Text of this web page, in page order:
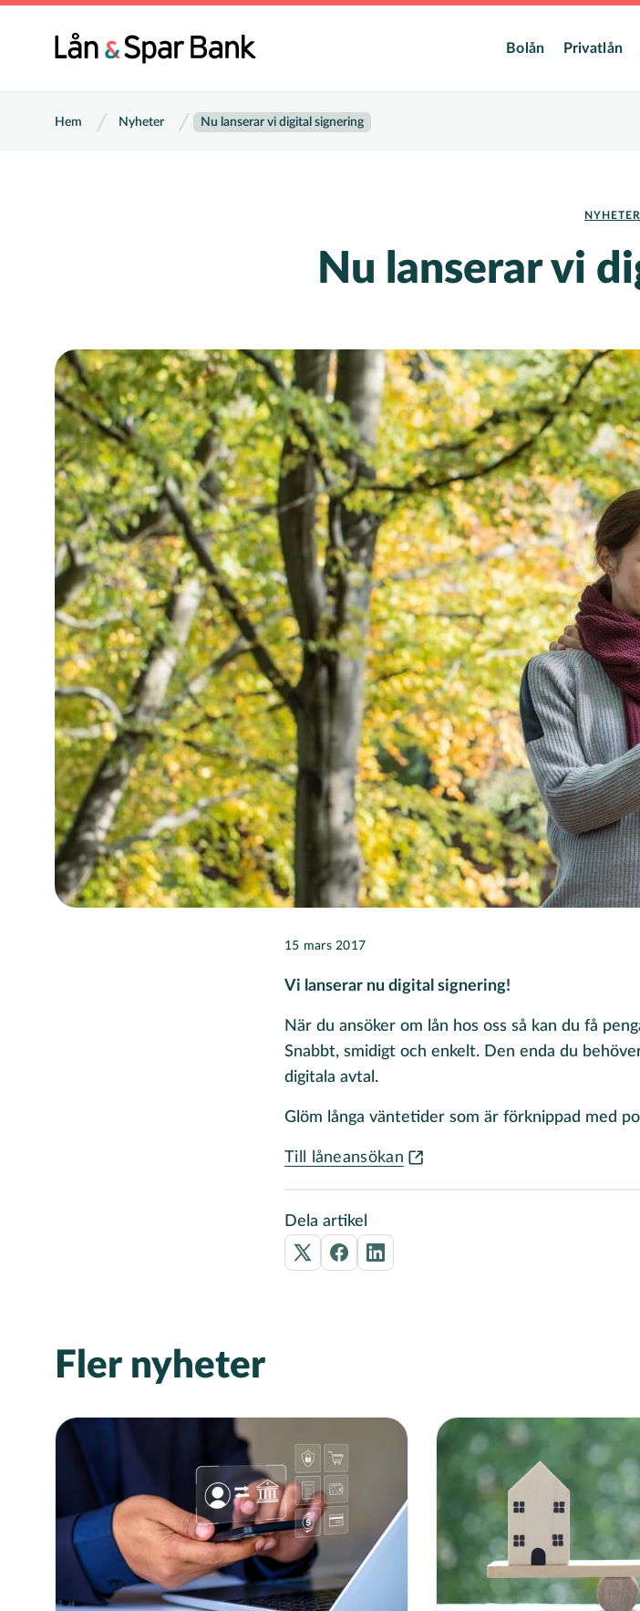
Hoppa
huvudinnehåll
Bolån Privatlån
Länkstig
Hem Nyheter Nu lanserar vi digital signering
NYHETER
Nu lanserar vi
15 mars 2017
Vi lanserar nu digital signering!
När du ansöker om lån hos oss så kan du få
Snabbt, smidigt och enkelt. Den enda du
digitala avtal.
Glöm långa väntetider som är förknippad med
Till låneansökan
Dela artikel
Fler nyheter